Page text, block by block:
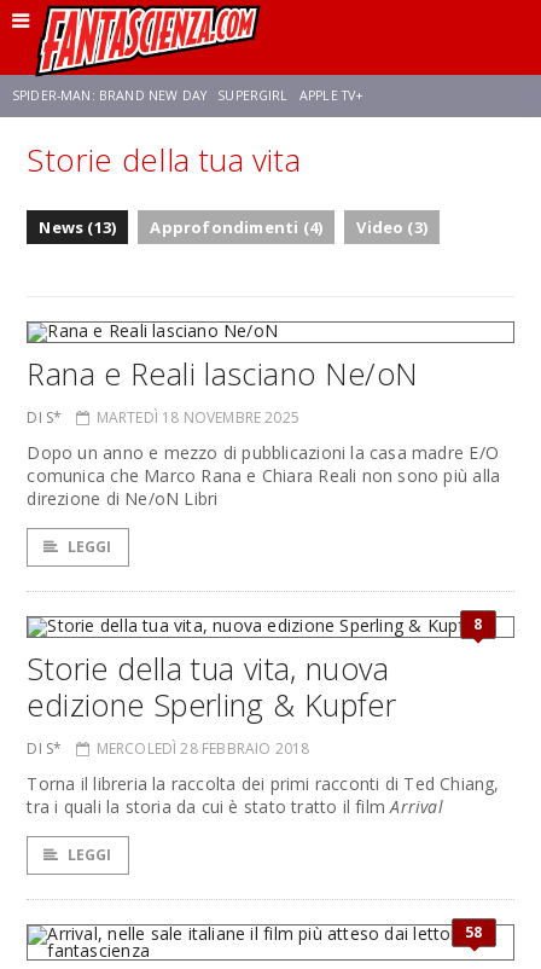
SPIDER-MAN: BRAND NEW DAY SUPERGIRL APPLE TV+
FRANCO RICCIARDIELLO ZENDAYA STAR TREK
Storie della tua vita
News (13) Approfondimenti (4) Video (3)
Rana e Reali lasciano Ne/oN
DI S* MARTEDÌ 18 NOVEMBRE 2025
Dopo un anno e mezzo di pubblicazioni la casa madre E/O
comunica che Marco Rana e Chiara Reali non sono più alla
direzione di Ne/oN Libri
LEGGI
8
Storie della tua vita, nuova
edizione Sperling & Kupfer
DI S* MERCOLEDÌ 28 FEBBRAIO 2018
Torna il libreria la raccolta dei primi racconti di Ted Chiang,
tra i quali la storia da cui è stato tratto il filmArrival
LEGGI
58